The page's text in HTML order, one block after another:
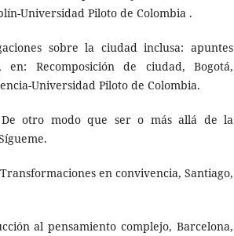
Universidad Piloto de Colombia .
sobre la ciudad inclusa: apuntes
Recomposición de ciudad, Bogotá,
Universidad Piloto de Colombia.
De otro modo que ser o más allá de la
en convivencia, Santiago,
al pensamiento complejo, Barcelona,